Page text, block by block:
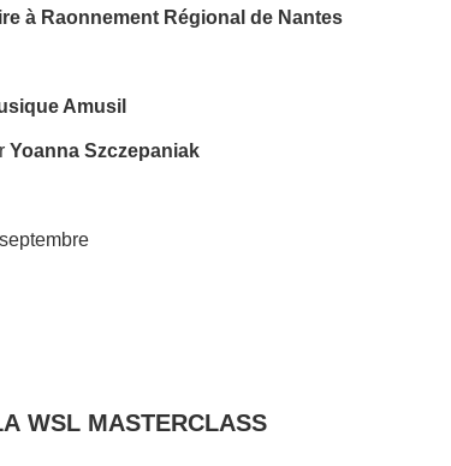
à Raonnement Régional de Nantes
Amusil
Yoanna Szczepaniak
WSL MASTERCLASS